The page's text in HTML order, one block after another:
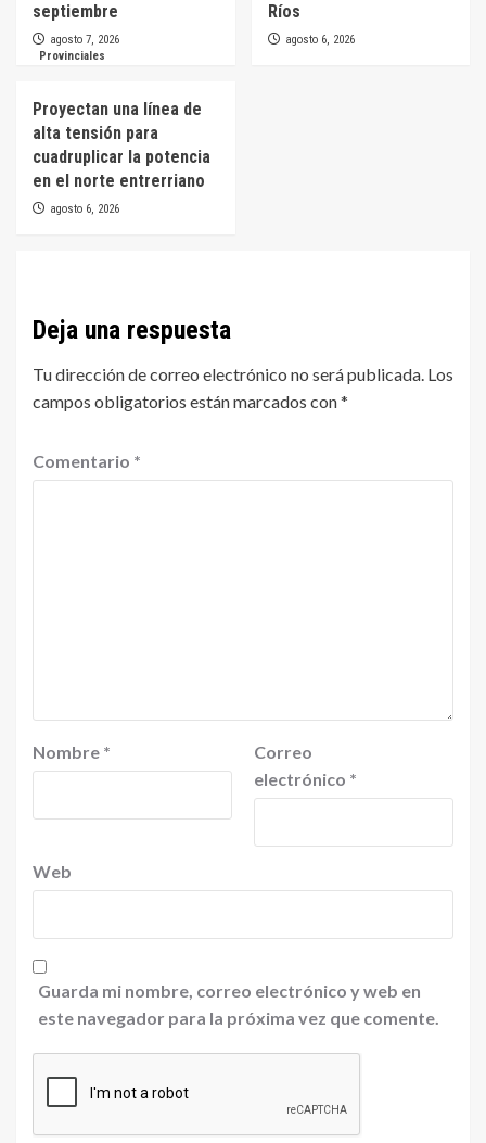
septiembre
agosto 7, 2026
Ríos
agosto 6, 2026
Provinciales
Proyectan una línea de
alta tensión para
cuadruplicar la potencia
en el norte entrerriano
agosto 6, 2026
Deja una respuesta
Tu dirección de correo electrónico no será publicada. Los
campos obligatorios están marcados con*
Comentario *
Nombre *
Correo
electrónico *
Web
Guarda mi nombre, correo electrónico y web en
este navegador para la próxima vez que comente.